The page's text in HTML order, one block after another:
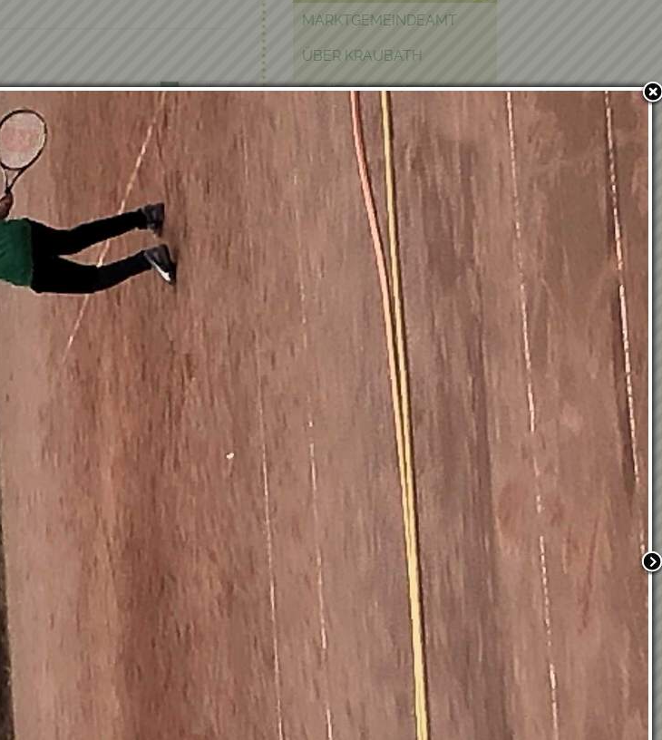
»
1 2
MARKTGEMEINDEAMT
ÜBER KRAUBATH
GEMEINDETAGEBUCH
EHRENBÜRGER UND
EHRENRINGTRÄGER
POLITIK IN KRAUBATH
BAUEN & WOHNEN
PARTNERGEMEINDE
FOTOGALERIE